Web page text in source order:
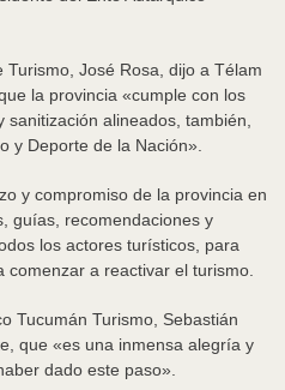
José Rosa, dijo a Télam
la provincia «cumple con los
alineados, también,
y Deporte de la Nación».
y compromiso de la provincia en
guías, recomendaciones y
los actores turísticos, para
a reactivar el turismo.
Tucumán Turismo, Sebastián
que «es una inmensa alegría y
dado este paso».